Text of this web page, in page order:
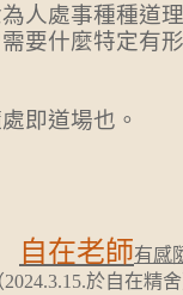
人處事種種道理
要什麼特定有
即道場也。
自在老師有感
2024.3.15.於自在精舍